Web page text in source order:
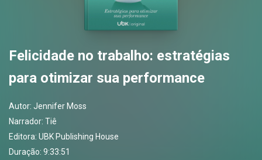
Felicidade no trabalho: estratégias
para otimizar sua performance
Autor: Jennifer Moss
Narrador: Tiê
Editora: UBK Publishing House
Duração: 9:33:51